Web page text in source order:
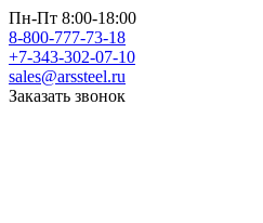
Пн-Пт 8:00-18:00
8-800-777-73-18
+7-343-302-07-10
sales@arssteel.ru
Заказать звонок